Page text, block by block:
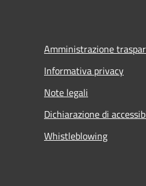
Amministrazione
Informativa privacy
Note legali
Dichiarazione di
Whistleblowing